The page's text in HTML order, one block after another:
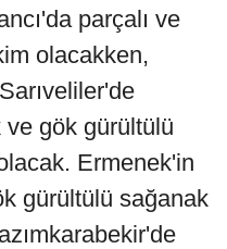
parçalı ve
olacakken,
gök gürültülü
Ermenek'in
gürültülü sağanak